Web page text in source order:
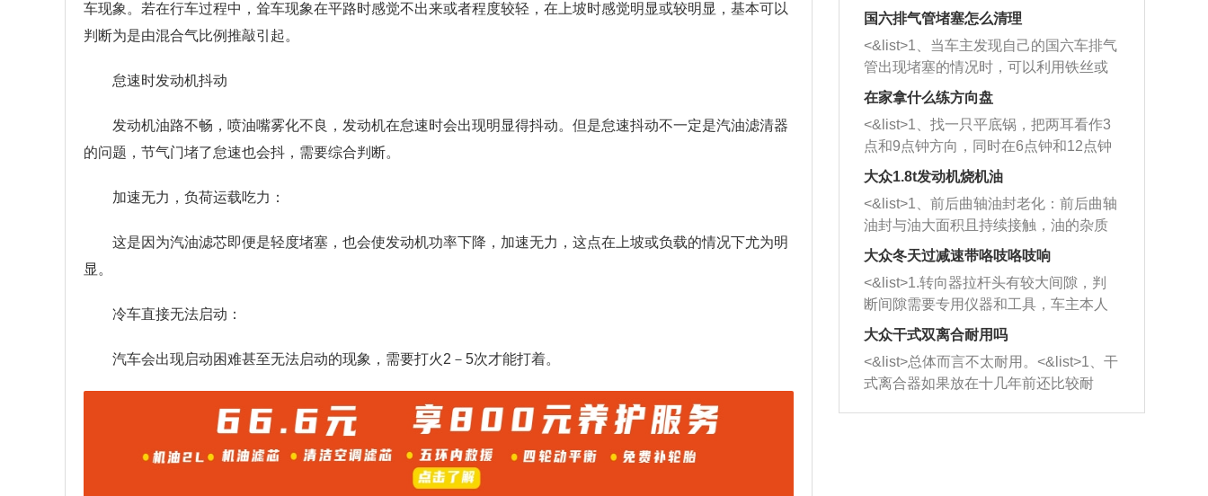
车现象。若在行车过程中，耸车现象在平路时感觉不出来或者程度较轻，在上坡时感觉明显或较明显，基本可以
判断为是由混合气比例推敲引起。
怠速时发动机抖动
发动机油路不畅，喷油嘴雾化不良，发动机在怠速时会出现明显得抖动。但是怠速抖动不一定是汽油滤清器
的问题，节气门堵了怠速也会抖，需要综合判断。
加速无力，负荷运载吃力：
这是因为汽油滤芯即便是轻度堵塞，也会使发动机功率下降，加速无力，这点在上坡或负载的情况下尤为明
显。
冷车直接无法启动：
汽车会出现启动困难甚至无法启动的现象，需要打火2－5次才能打着。
牌，但是中高低端的轮胎都有生产，这
也是为了更好的开拓市场。
国六排气管堵塞怎么清理
<&list>1、当车主发现自己的国六车排气
管出现堵塞的情况时，可以利用铁丝或
者是细棍，直接将杂物给取出来，如果
堵塞情况比较严重，也可以采取应急措
施。 <&list>2、直接利用木棍将所有的
杂物推到排气管里面的位置处，然后将
三元催化器拆解开，就可以将堵塞的东
西取出来。但如果是因为积碳过多引起
的堵塞，就需要将三元催化器泡在草酸
洗剂对堵塞的情况得到解决，将清洗剂
放在燃油箱中，与燃油混合后，车辆启
动时，就可以和汽油一起进入到燃烧
室，最后形成废气排出，就可以让三元
催化器得到清洗，排气管堵塞的情况就
能够得到解决。
在家拿什么练方向盘
<&list>1、找一只平底锅，把两耳看作3
点和9点钟方向，同时在6点钟和12点钟
方向做一个标记。 <&list>2、双手握住
一圈半的练习，往右同样也要打相同的
圈数。 <&list>3、最后强调要反复练
习，这样就可以形成肌肉记忆，在真实
驾驶车辆时，不需要记忆也能打好方
向。
大众1.8t发动机烧机油
<&list>1、前后曲轴油封老化：前后曲轴
油封与油大面积且持续接触，油的杂质
和发动机内持续温度变化使其密封效果
逐渐减弱，导致渗油或漏油。<&list>2、
活塞间隙过大：积碳会使活塞环与缸体
的间隙扩大，导致机油流入燃烧室中，
造成烧机油。<&list>3、机油粘度。使用
机油粘度过小的话，同样会有烧机油现
象，机油粘度过小具有很好的流动性，
大众冬天过减速带咯吱咯吱响
<&list>1.转向器拉杆头有较大间隙，判
断间隙需要专用仪器和工具，车主本人
无法制作，需要将车辆送到修理厂或4s
店；<&list>2.车辆半轴套管防尘罩破
裂，破裂后会出现漏油现象，使半轴磨
损严重，磨损的半轴容易损坏，产生异
响；<&list>3.稳定器的转向胶套和球头
大众干式双离合耐用吗
<&list>总体而言不太耐用。<&list>1、干
式离合器如果放在十几年前还比较耐